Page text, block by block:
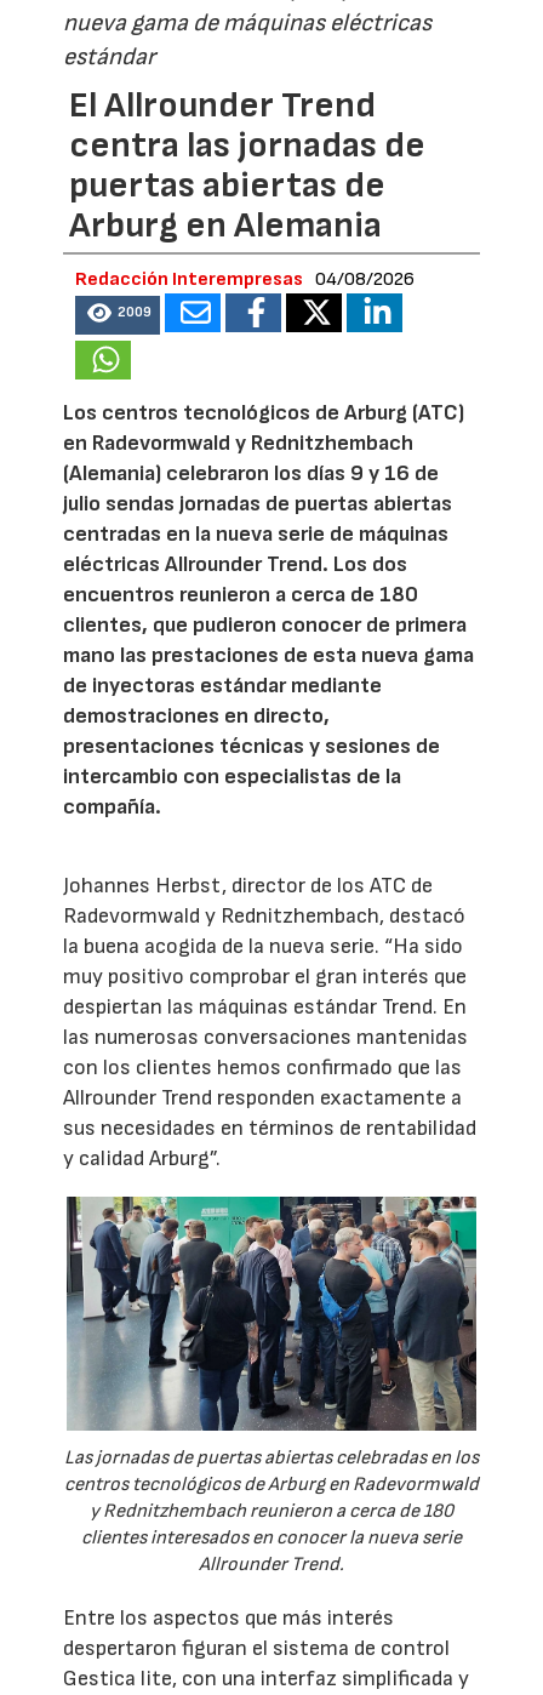
nueva gama de máquinas eléctricas
estándar
El Allrounder Trend
centra las jornadas de
puertas abiertas de
Arburg en Alemania
Redacción Interempresas 04/08/2026
2009
Los centros tecnológicos de Arburg (ATC)
en Radevormwald y Rednitzhembach
(Alemania) celebraron los días 9 y 16 de
julio sendas jornadas de puertas abiertas
centradas en la nueva serie de máquinas
eléctricas Allrounder Trend. Los dos
encuentros reunieron a cerca de 180
clientes, que pudieron conocer de primera
mano las prestaciones de esta nueva gama
de inyectoras estándar mediante
demostraciones en directo,
presentaciones técnicas y sesiones de
intercambio con especialistas de la
compañía.
Johannes Herbst, director de los ATC de
Radevormwald y Rednitzhembach, destacó
la buena acogida de la nueva serie. “Ha sido
muy positivo comprobar el gran interés que
despiertan las máquinas estándar Trend. En
las numerosas conversaciones mantenidas
con los clientes hemos confirmado que las
Allrounder Trend responden exactamente a
sus necesidades en términos de rentabilidad
y calidad Arburg”.
Las jornadas de puertas abiertas celebradas en los
centros tecnológicos de Arburg en Radevormwald
y Rednitzhembach reunieron a cerca de 180
clientes interesados en conocer la nueva serie
Allrounder Trend.
Entre los aspectos que más interés
despertaron figuran el sistema de control
Gestica lite, con una interfaz simplificada y